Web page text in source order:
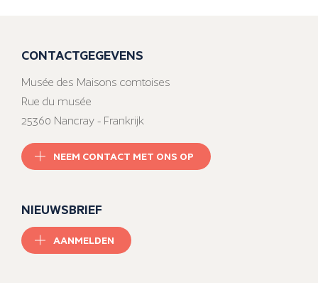
CONTACTGEGEVENS
Musée des Maisons comtoises
Rue du musée
25360 Nancray - Frankrijk
NEEM CONTACT MET ONS OP
NIEUWSBRIEF
AANMELDEN